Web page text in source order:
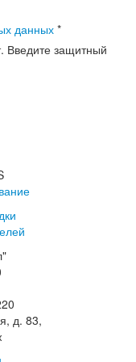
данных *
Введите защитный
д. 83,